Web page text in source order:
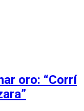
oro: “Corrí